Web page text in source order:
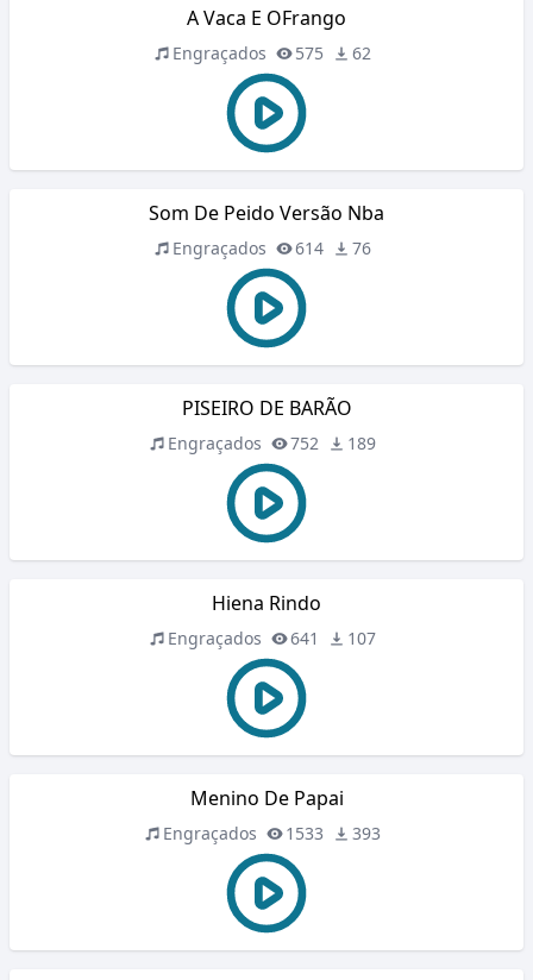
A Vaca E OFrango
Engraçados 575 62
Som De Peido Versão Nba
Engraçados 614 76
PISEIRO DE BARÃO
Engraçados 752 189
Hiena Rindo
Engraçados 641 107
Menino De Papai
Engraçados 1533 393